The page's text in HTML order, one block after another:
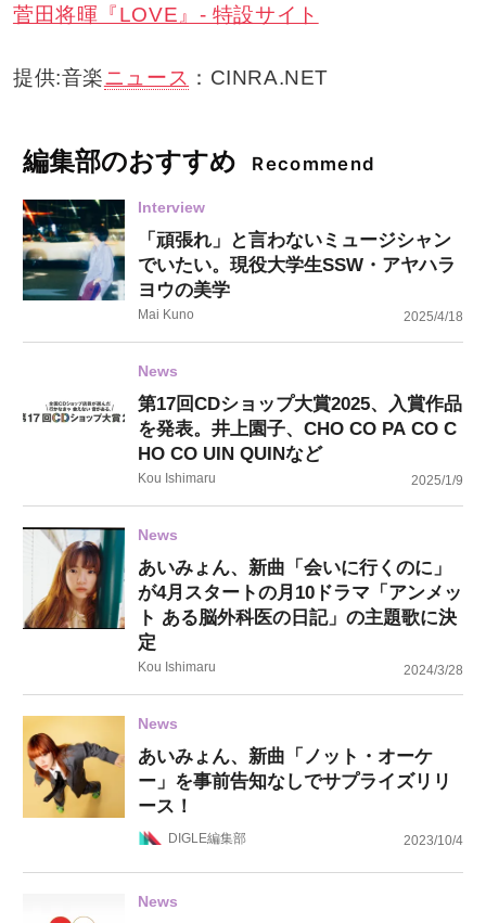
菅田将暉『LOVE』- 特設サイト
提供:音楽ニュース ：CINRA.NET
編集部のおすすめ Recommend
Interview
「頑張れ」と言わないミュージシャン
でいたい。現役大学生SSW・アヤハラ
ヨウの美学
Mai Kuno 2025/4/18
News
第17回CDショップ大賞2025、入賞作品
を発表。井上園子、CHO CO PA CO C
HO CO UIN QUINなど
Kou Ishimaru 2025/1/9
News
あいみょん、新曲「会いに行くのに」
が4月スタートの月10ドラマ「アンメッ
ト ある脳外科医の日記」の主題歌に決
定
Kou Ishimaru 2024/3/28
News
あいみょん、新曲「ノット・オーケ
ー」を事前告知なしでサプライズリリ
ース！
DIGLE編集部 2023/10/4
News